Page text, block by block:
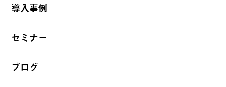
導入事例
セミナー
ブログ